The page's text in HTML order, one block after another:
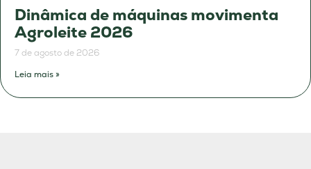
Dinâmica de máquinas movimenta
Agroleite 2026
7 de agosto de 2026
Leia mais »